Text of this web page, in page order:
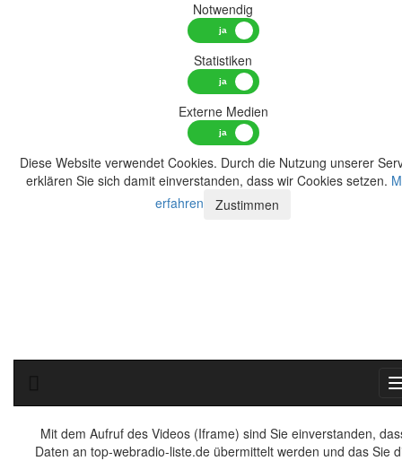
Notwendig
Statistiken
Externe Medien
Diese Website verwendet Cookies. Durch die Nutzung unserer
erklären Sie sich damit einverstanden, dass wir Cookies setzen.
erfahren
Zustimmen
Mit dem Aufruf des Videos (Iframe) sind Sie einverstanden,
Daten an top-webradio-liste.de übermittelt werden und das Sie